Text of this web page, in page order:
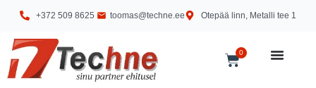
+372 509 8625 toomas@techne.ee Otepää linn, Metalli tee 1
0